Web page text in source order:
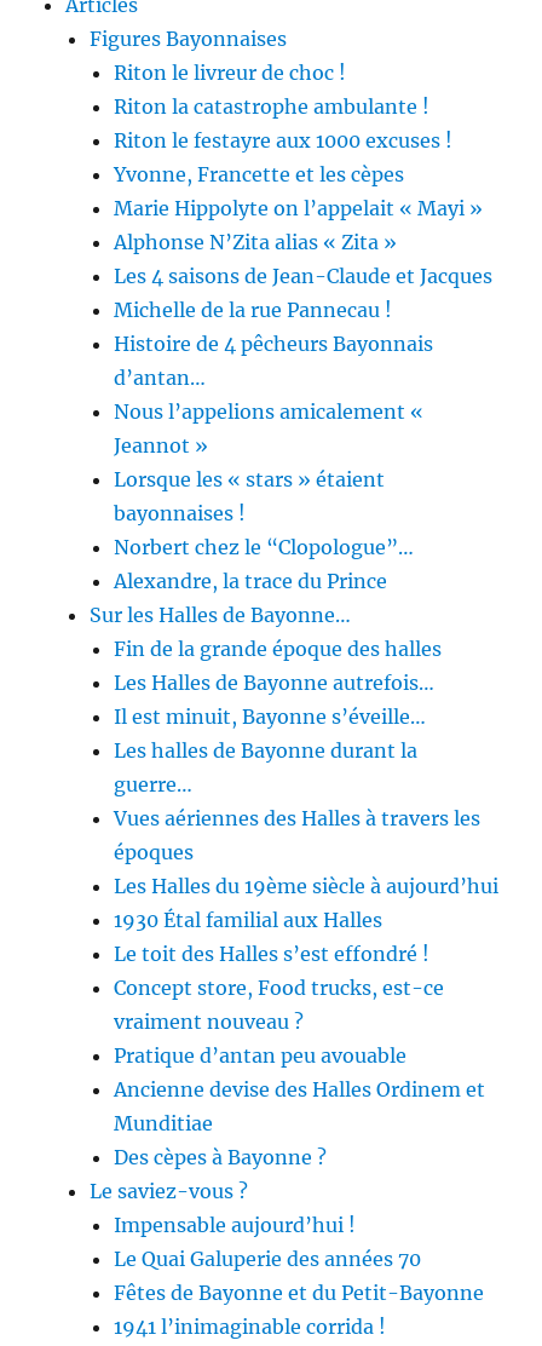
Figures Bayonnaises
Riton le livreur de choc !
Riton la catastrophe ambulante !
Riton le festayre aux 1000 excuses !
Yvonne, Francette et les cèpes
Marie Hippolyte on l’appelait « Mayi »
Alphonse N’Zita alias « Zita »
Les 4 saisons de Jean-Claude et Jacques
Michelle de la rue Pannecau !
Histoire de 4 pêcheurs Bayonnais
d’antan…
Nous l’appelions amicalement «
Jeannot »
Lorsque les « stars » étaient
bayonnaises !
Norbert chez le “Clopologue”…
Alexandre, la trace du Prince
Sur les Halles de Bayonne…
Fin de la grande époque des halles
Les Halles de Bayonne autrefois…
Il est minuit, Bayonne s’éveille…
Les halles de Bayonne durant la
guerre…
Vues aériennes des Halles à travers les
époques
Les Halles du 19ème siècle à aujourd’hui
1930 Étal familial aux Halles
Le toit des Halles s’est effondré !
Concept store, Food trucks, est-ce
vraiment nouveau ?
Pratique d’antan peu avouable
Ancienne devise des Halles Ordinem et
Munditiae
Des cèpes à Bayonne ?
Le saviez-vous ?
Impensable aujourd’hui !
Le Quai Galuperie des années 70
Fêtes de Bayonne et du Petit-Bayonne
1941 l’inimaginable corrida !